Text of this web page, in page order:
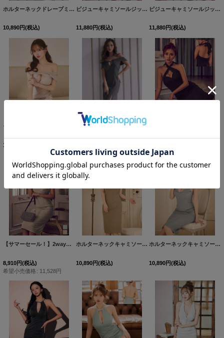
ホルターネックドレープミディアムドレス/キャバドレス【XS-Lサイズ/2カラー】[OF03]【YN】dzjvFV
10,890円(税込)
ビジューキャミソールジップラメミディアムドレス/キャバドレス【S-Lサイズ/2カラー】[OF03]【YN】dzwvFV
11,880円(税込)
ビジューキャミソールジップラメミディアムドレス/キャバドレス【S-Lサイズ/2カラー】[OF03]【YN】dzwvFV
11,880円(税込)
10,890
ラメストレッチオフショルミディアムドレス/キャバドレス【S-Lサイズ/2カラー】[OF03]【YN】dzwsFV
【サマーセール！】2wayオフショルキャミソールラメミディアムドレス/キャバドレス【S-Mサイズ/2カラー】[OF03] 【YN】dzwvFV
8,910円(税込)
希望小売価格 : 11,528円
ホルターネックキャミソールタイトミディアムドレス/キャバドレス【XS-Lサイズ/2カラー】[OF03] 【YN】dzmvFV
10,890円(税込)
ホルターネックキャミソールタイトミディアムドレス/キャバドレス【XS-Lサイズ/2カラー】[OF03] 【YN】dzmvFV
10,890円(税込)